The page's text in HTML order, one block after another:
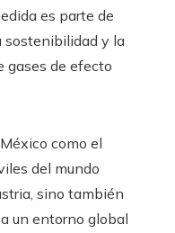
es parte de
sostenibilidad y la
gases de efecto
como el
del mundo
sino también
un entorno global